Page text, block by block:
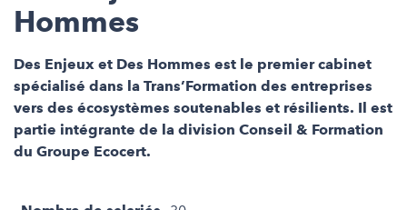
Hommes
Des Enjeux et Des Hommes est le premier cabinet
spécialisé dans la Trans’Formation des entreprises
vers des écosystèmes soutenables et résilients. Il est
partie intégrante de la division Conseil & Formation
du Groupe Ecocert.